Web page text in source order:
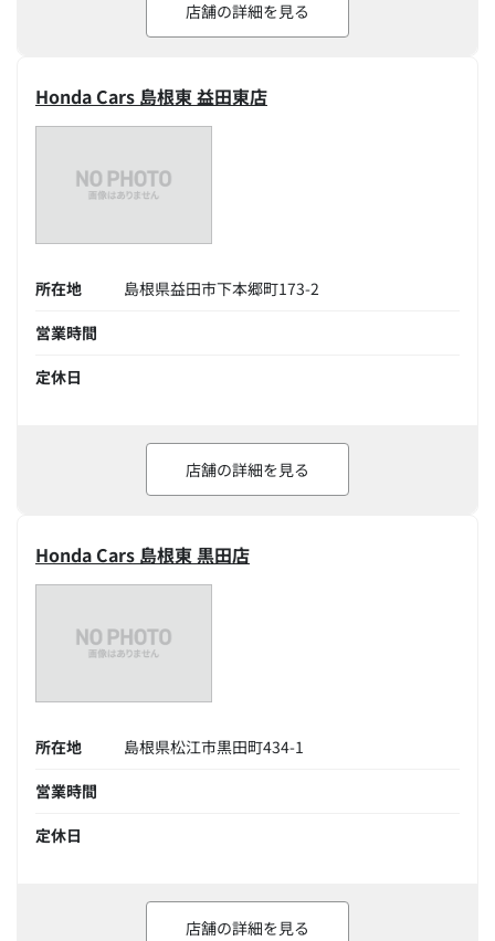
店舗の詳細を見る
Honda Cars 島根東 益田東店
所在地
島根県益田市下本郷町173-2
営業時間
定休日
店舗の詳細を見る
Honda Cars 島根東 黒田店
所在地
島根県松江市黒田町434-1
営業時間
定休日
店舗の詳細を見る